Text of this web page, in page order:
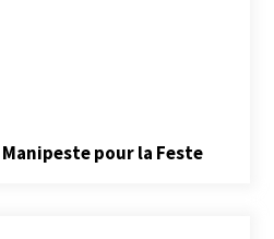
Manipeste pour la Feste